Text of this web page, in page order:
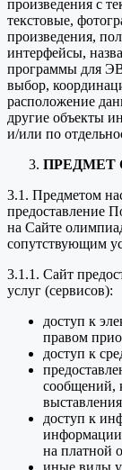
произведения с
текстовые,
произведения,
интерфейсы,
программы для
выбор,
расположение
другие объекты
и/или по
ПРЕДМЕТ
3.1. Предметом
предоставление
на Сайте
сопутствующим
3.1.1. Сайт
услуг (сервисов):
доступ к
правом
доступ к
сообщений,
доступ к
информации
на платной
иные виды